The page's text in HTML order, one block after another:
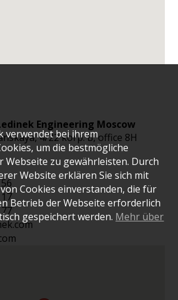
verwendet bei ihrem
um die bestmögliche
Webseite zu gewährleisten. Durch
Website erklären Sie sich mit
Cookies einverstanden, die für
Betrieb der Webseite erforderlich
gespeichert werden. Mehr über
Engineering Moscow
4/22 korp. Б, office 8H